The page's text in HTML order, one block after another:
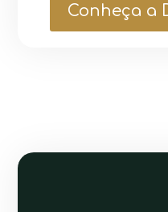
Conheça a